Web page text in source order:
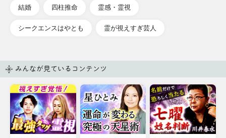
結婚 四柱推命 霊感・霊視
シークエンスはやとも 霊が視えすぎ芸人
みんなが見ているコンテンツ